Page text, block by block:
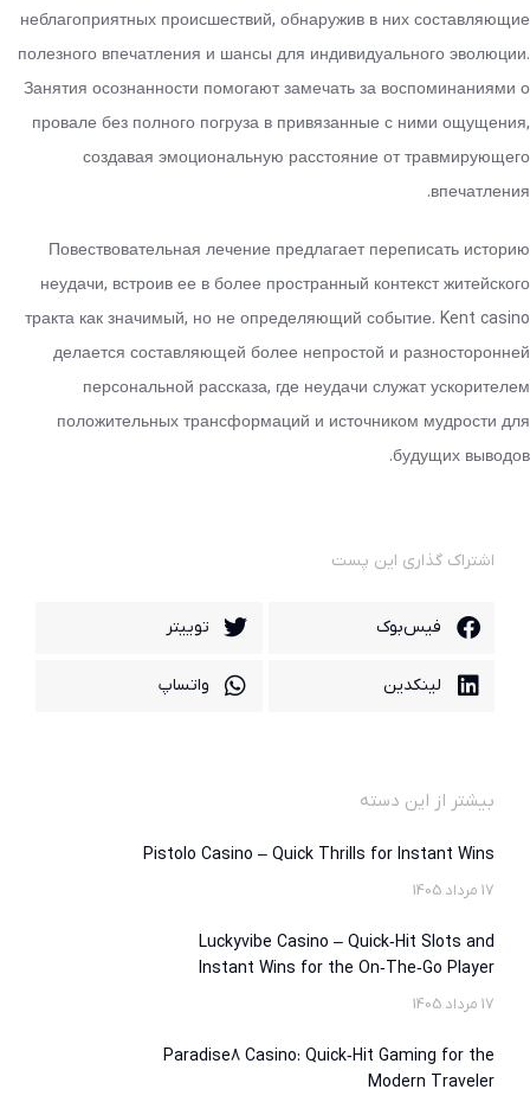
неблагоприятных происшествий, обнаружив в них составляющие
полезного впечатления и шансы для индивидуального эволюции.
Занятия осознанности помогают замечать за воспоминаниями о
провале без полного погруза в привязанные с ними ощущения,
создавая эмоциональную расстояние от травмирующего
впечатления.
Повествовательная лечение предлагает переписать историю
неудачи, встроив ее в более пространный контекст житейского
тракта как значимый, но не определяющий событие. Kent casino
делается составляющей более непростой и разносторонней
персональной рассказа, где неудачи служат ускорителем
положительных трансформаций и источником мудрости для
будущих выводов.
اشتراک گذاری این پست
فیس‌بوک توییتر
لینکدین واتساپ
بیشتر از این دسته
Pistolo Casino – Quick Thrills for Instant Wins
17 مرداد 1405
Luckyvibe Casino – Quick‑Hit Slots and
Instant Wins for the On‑The‑Go Player
17 مرداد 1405
Paradise8 Casino: Quick‑Hit Gaming for the
Modern Traveler